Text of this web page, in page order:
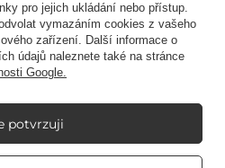
2,61-323Poznań
pro jejich ukládání nebo přístup.
vymazáním cookies z vašeho
zařízení. Další informace o
údajů naleznete také na stránce
Google.
potvrzuji